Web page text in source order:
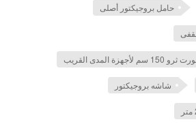
حامل بروجيكتور أصلى
المدى القريب
شاشه بروجيكتور